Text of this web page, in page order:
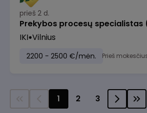
prieš 2 d.
Prekybos procesų
IKI Vilnius
2200 - 2500 €/mėn. Prieš
1 2 3